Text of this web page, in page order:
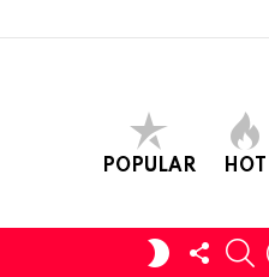
POPULAR HOT
SWITCH
SKIN
US